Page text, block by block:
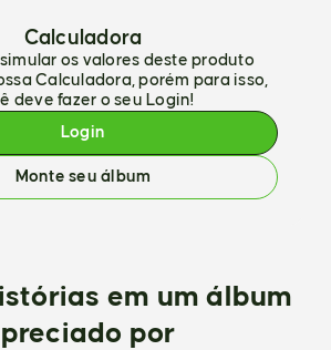
Calculadora
os valores deste produto
Calculadora, porém para isso,
deve fazer o seu Login!
Login
Monte seu álbum
em um álbum
por